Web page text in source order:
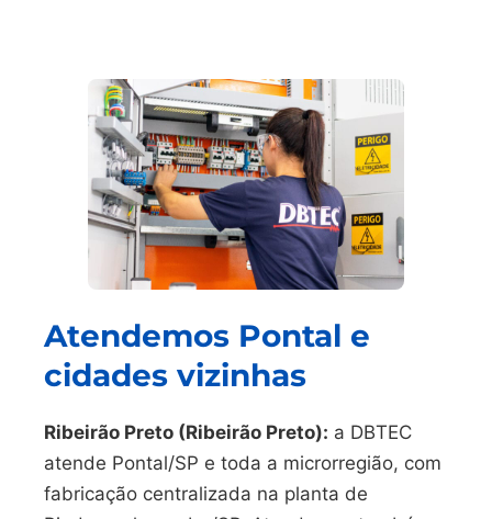
Atendemos Pontal e
cidades vizinhas
Ribeirão Preto (Ribeirão Preto): a DBTEC
atende Pontal/SP e toda a microrregião, com
fabricação centralizada na planta de